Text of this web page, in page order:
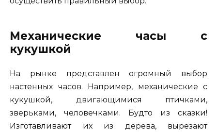
Механические часы с
кукушкой
На рынке представлен огромный выбор
настенных часов. Например, механические с
кукушкой, двигающимися птичками,
зверьками, человечками. Будто из сказки!
Изготавливают их из дерева, вырезают